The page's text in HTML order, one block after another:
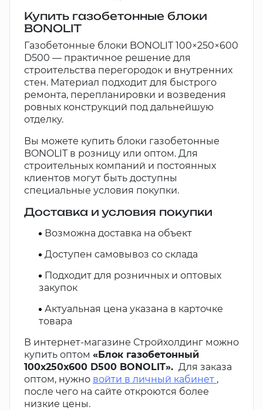
Купить газобетонные блоки
BONOLIT
Газобетонные блоки BONOLIT 100×250×600
D500 — практичное решение для
строительства перегородок и внутренних
стен. Материал подходит для быстрого
ремонта, перепланировки и возведения
ровных конструкций под дальнейшую
отделку.
Вы можете купить блоки газобетонные
BONOLIT в розницу или оптом. Для
строительных компаний и постоянных
клиентов могут быть доступны
специальные условия покупки.
Доставка и условия покупки
Возможна доставка на объект
Доступен самовывоз со склада
Подходит для розничных и оптовых
закупок
Актуальная цена указана в карточке
товара
В интернет-магазине Стройхолдинг можно
купить оптом «Блок газобетонный
100х250х600 D500 BONOLIT». Для заказа
оптом, нужно войти в личный кабинет ,
после чего на сайте откроются более
низкие цены.